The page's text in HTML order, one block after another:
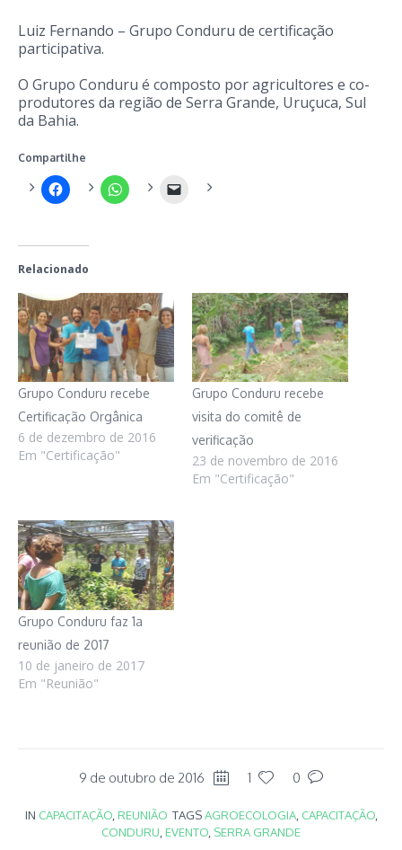
Luiz Fernando – Grupo Conduru de certificação
participativa.
O Grupo Conduru é composto por agricultores e co-
produtores da região de Serra Grande, Uruçuca, Sul
da Bahia.
Compartilhe
Relacionado
Grupo Conduru recebe
Certificação Orgânica
6 de dezembro de 2016
Em "Certificação"
Grupo Conduru recebe
visita do comitê de
verificação
23 de novembro de 2016
Em "Certificação"
Grupo Conduru faz 1a
reunião de 2017
10 de janeiro de 2017
Em "Reunião"
9 de outubro de 2016 1 0
IN CAPACITAÇÃO, REUNIÃO TAGSAGROECOLOGIA, CAPACITAÇÃO,
CONDURU EVENTO SERRA GRANDE